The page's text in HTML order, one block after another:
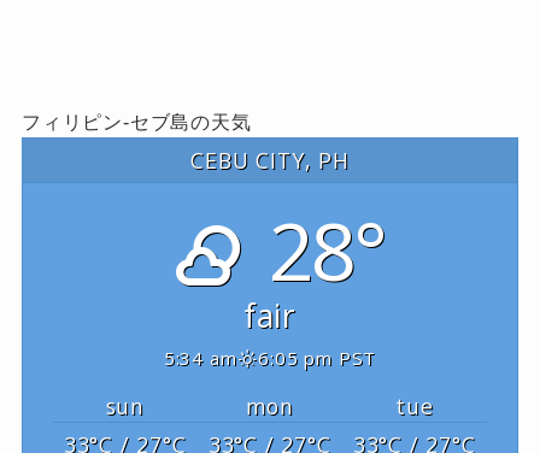
フィリピン-セブ島の天気
CEBU CITY, PH
28°
fair
5:34 am 6:05 pm PST
sun mon
tue
33°C / 27°C 33°C / 27°C 33°C / 27°C